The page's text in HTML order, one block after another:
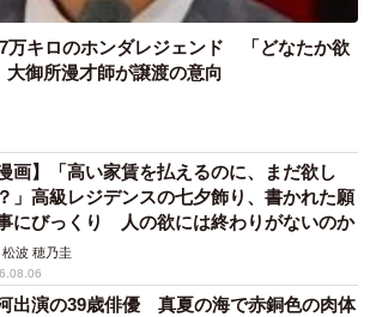
万キロのホンダレジェンド 「どなたか欲
御所漫才師が譲渡の意向
漫画】「高い家賃を払えるのに、まだ欲し
」高級レジデンスの七夕飾り、書かれた願
にびっくり 人の欲には終わりがないのか
松波 穂乃圭
出演の39歳俳優 真夏の海で赤銅色の肉体